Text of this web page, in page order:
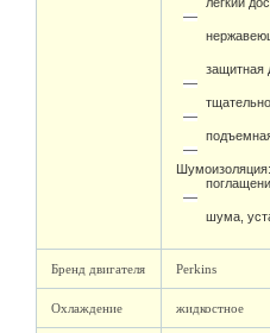
легкий
Шумоизоляция:
шума,
Бренд двигателя Perkins
Охлаждение жидкостное